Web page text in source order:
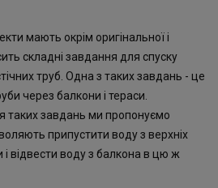
мають окрім оригінальної і
складні завдання для спуску
труб. Одна з таких завдань - це
через балкони і тераси.
таких завдань ми пропонуємо
припустити воду з верхніх
і відвести воду з балкона в цю ж